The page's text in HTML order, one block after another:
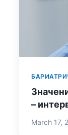
–
March 17,